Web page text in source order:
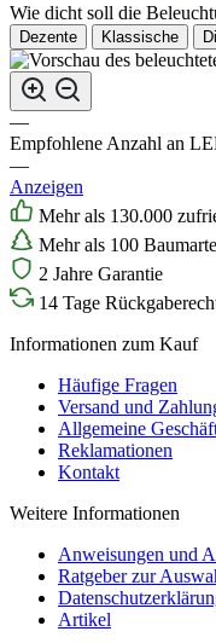
Wie dicht soll die
Dezente Klassische
—
Empfohlene Anzahl an
—
Anzeigen
Mehr als 130.000
Mehr als 100
2 Jahre Garantie
14 Tage
Informationen zum Kauf
Häufige Fragen
Versand und
Allgemeine
Reklamationen
Kontakt
Weitere Informationen
Anweisungen und
Ratgeber zur
Artikel